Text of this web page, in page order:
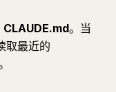
CLAUDE.md。当
取最近的